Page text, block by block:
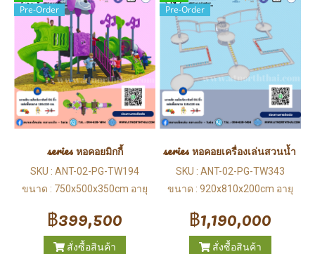
Pre-Order
series หอคอยมิกกี้
SKU : ANT-02-PG-TW194
ขนาด : 750x500x350cm อายุ
฿399,500
สั่งซื้อสินค้า
Pre-Order
series หอคอยเครื่องเล่นสวนน้ำ
SKU : ANT-02-PG-TW343
ขนาด : 920x810x200cm อายุ
฿1,190,000
สั่งซื้อสินค้า